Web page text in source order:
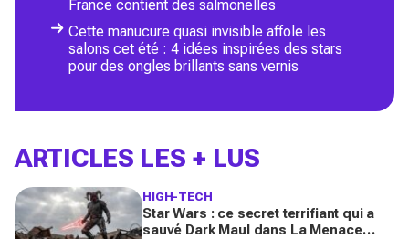
France contient des salmonelles
Cette manucure quasi invisible affole les
salons cet été : 4 idées inspirées des stars
pour des ongles brillants sans vernis
ARTICLES LES + LUS
HIGH-TECH
Star Wars : ce secret terrifiant qui a
sauvé Dark Maul dans La Menace